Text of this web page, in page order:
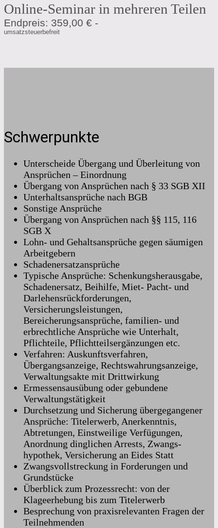
Online-Seminar in mehreren Teilen
Endpreis: 359,00 € -
umsatzsteuerbefreit
Schwerpunkte
Unterscheide Übergang und Überleitung von
Ansprüchen – Einordnung
Übergang von Ansprüchen nach § 33 SGB XII
Unterhaltsansprüche nach BGB
Sonstige Ansprüche
Übergang von Ansprüchen nach §§ 115, 116
SGB X
Lohn- und Gehaltsansprüche gegen säumigen
Arbeitgebern
Schadenersatzansprüche
Typische Ansprüche: Schenkungsherausgabe,
Schadenersatz, Beihilfe, Miet- Pacht- und
Darlehensrückforderungen,
Versicherungsleistungen,
Bereicherungsansprüche, familien- und
erbrechtliche Ansprüche wie Unterhalt,
Pflichteile, Pflichtteilsergänzungen etc.
Verfahren: Auskunftsverfahren,
Übergangsanzeige, Rechtswahrungsanzeige,
Verwaltungsakte mit Drittwirkung
Ermessensausübung oder gebundene
Verwaltungstätigkeit
Durchsetzung und Sicherung übergegangener
Ansprüche: Titelerwerb, Anerkenntnis,
Abtretungen, Einstweilige Verfügungen,
Anordnung dinglichen Arrests, Zwangs-
hypothek, Versicherung an Eides Statt
Zwangsvollstreckung in Forderungen und
Grundstücke
Überblick zum Prozessrecht: von der
Klageerhebung bis zum Titelerwerb
Besprechung von praxisrelevanten Fragen der
Teilnehmenden